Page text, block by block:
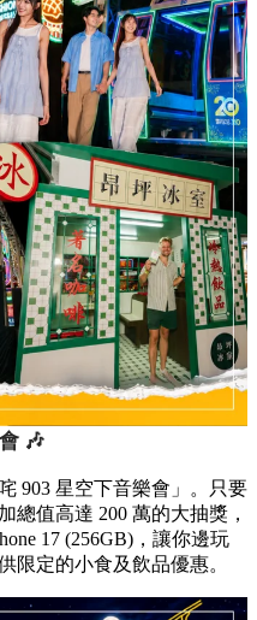
🎶
903 星空下音樂會」。只要
總值高達 200 萬的大抽獎，
17 (256GB)，讓你邊玩
限定的小食及飲品優惠。